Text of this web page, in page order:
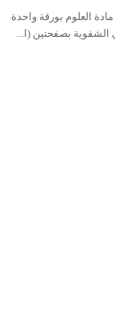
العلوم بورقة واحدة